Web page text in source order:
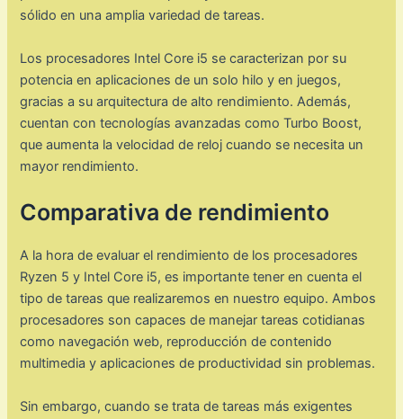
sólido en una amplia variedad de tareas.
Los procesadores Intel Core i5 se caracterizan por su
potencia en aplicaciones de un solo hilo y en juegos,
gracias a su arquitectura de alto rendimiento. Además,
cuentan con tecnologías avanzadas como Turbo Boost,
que aumenta la velocidad de reloj cuando se necesita un
mayor rendimiento.
Comparativa de rendimiento
A la hora de evaluar el rendimiento de los procesadores
Ryzen 5 y Intel Core i5, es importante tener en cuenta el
tipo de tareas que realizaremos en nuestro equipo. Ambos
procesadores son capaces de manejar tareas cotidianas
como navegación web, reproducción de contenido
multimedia y aplicaciones de productividad sin problemas.
Sin embargo, cuando se trata de tareas más exigentes